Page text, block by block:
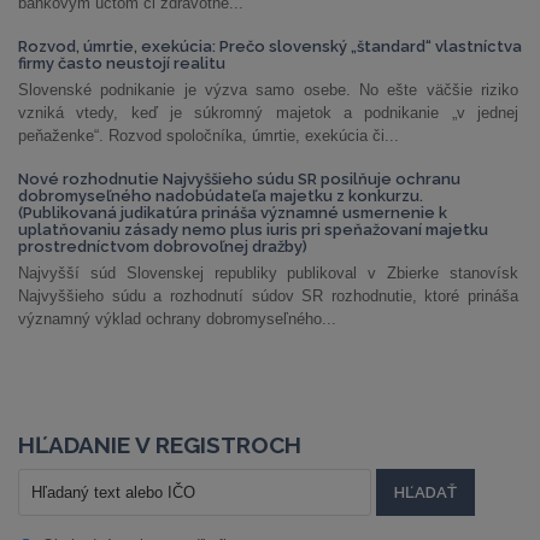
Rozvod, úmrtie, exekúcia: Prečo slovenský „štandard“ vlastníctva
firmy často neustojí realitu
Slovenské podnikanie je výzva samo osebe. No ešte väčšie riziko
vzniká vtedy, keď je súkromný majetok a podnikanie „v jednej
peňaženke“. Rozvod spoločníka, úmrtie, exekúcia či...
Nové rozhodnutie Najvyššieho súdu SR posilňuje ochranu
dobromyseľného nadobúdateľa majetku z konkurzu.
(Publikovaná judikatúra prináša významné usmernenie k
uplatňovaniu zásady nemo plus iuris pri speňažovaní majetku
prostredníctvom dobrovoľnej dražby)
Najvyšší súd Slovenskej republiky publikoval v Zbierke stanovísk
Najvyššieho súdu a rozhodnutí súdov SR rozhodnutie, ktoré prináša
významný výklad ochrany dobromyseľného...
HĽADANIE V REGISTROCH